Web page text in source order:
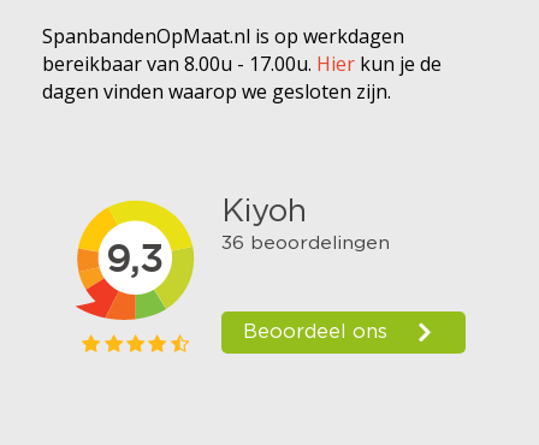
SpanbandenOpMaat.nl is op werkdagen
bereikbaar van 8.00u - 17.00u. Hier kun je de
dagen vinden waarop we gesloten zijn.